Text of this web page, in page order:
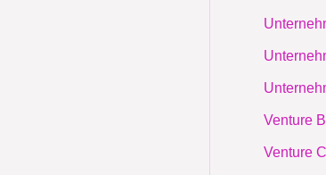
Venture
Venture